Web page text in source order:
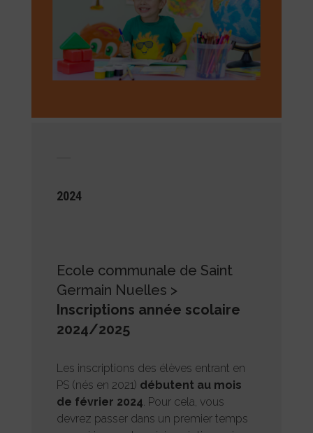
2024
Ecole communale de Saint
Germain Nuelles >
Inscriptions année scolaire
2024/2025
Les inscriptions des élèves entrant en
PS (nés en 2021) débutent au mois
de février 2024. Pour cela, vous
devrez passer dans un premier temps